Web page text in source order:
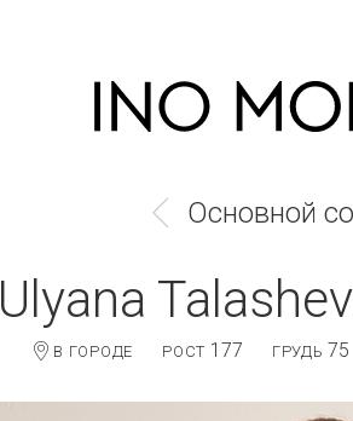
Основной
Ulyana
В ГОРОДЕ РОСТ 177 ГРУДЬ 75